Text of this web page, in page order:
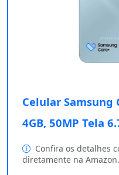
Celular Samsung
4GB, 50MP Tela
Confira os detalhes
diretamente na Amazon.